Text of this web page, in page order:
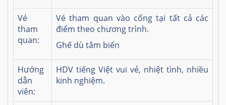
Vé
tham
quan:
Vé tham quan vào cổng tại tất cả các
điểm theo chương trình.
Ghế dù tắm biển
Hướng
dẫn
viên:
HDV tiếng Việt vui vẻ, nhiệt tình, nhiều
kinh nghiệm.